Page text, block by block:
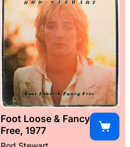
Foot Loose & Fancy
Free, 1977